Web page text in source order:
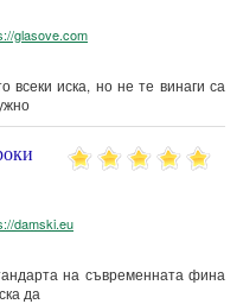
glasove.com
иска, но не те винаги са
damski.eu
на съвременната фина
да